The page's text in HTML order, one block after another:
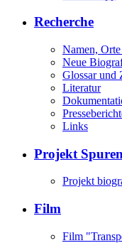
Recherche
Namen,
Neue
Glossar und
Literatur
Links
Projekt
Projekt
Film
Film